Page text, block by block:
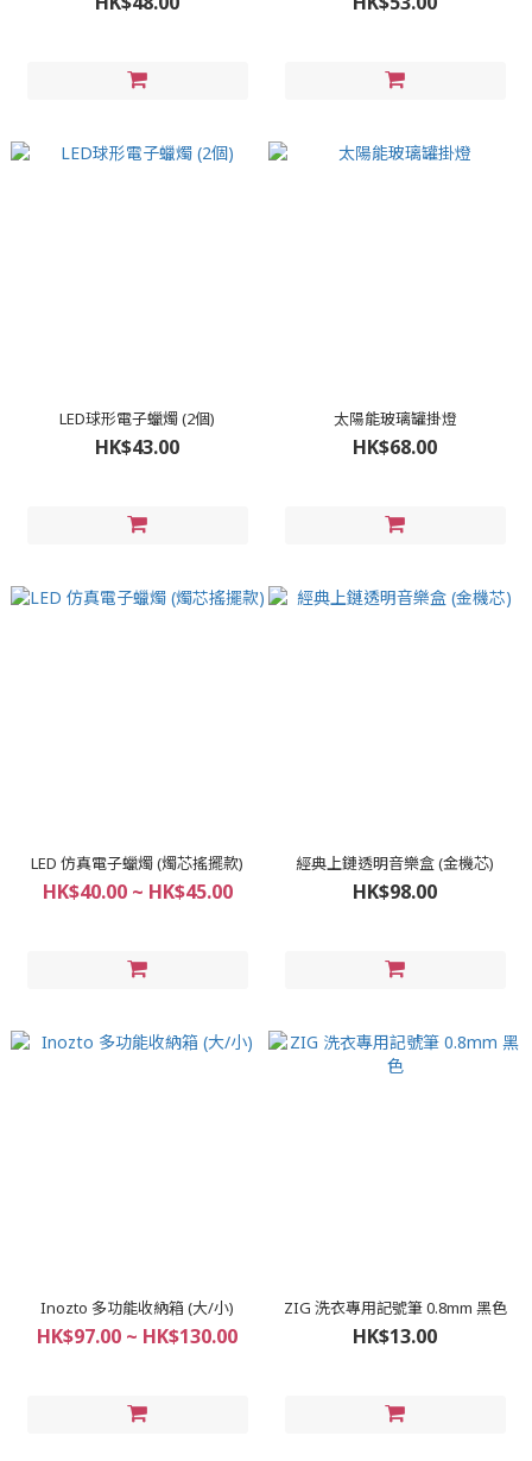
LED球形電子蠟燭 (2個)
HK$43.00
太陽能玻璃罐掛燈
HK$68.00
LED 仿真電子蠟燭 (燭芯搖擺款)
HK$40.00 ~ HK$45.00
經典上鏈透明音樂盒 (金機芯)
HK$98.00
Inozto 多功能收納箱 (大/小)
HK$97.00 ~ HK$130.00
ZIG 洗衣專用記號筆 0.8mm 黑色
HK$13.00